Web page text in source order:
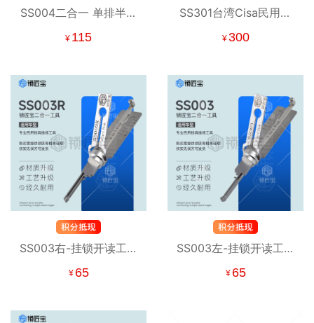
SS004二合一 单排半圆
锁 民用锁 步阳
¥ 115
SS301台湾Cisa民用二
合一工具
¥300
SS003右-挂锁开读工具
ISEO
¥ 65
SS003左-挂锁开读工具
ISEO
¥ 65